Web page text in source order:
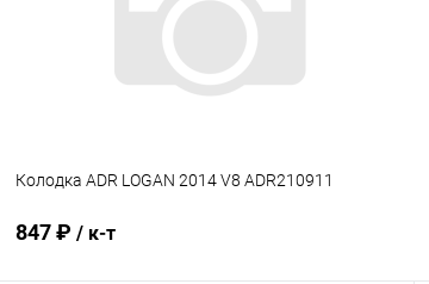
В наличии
Колодка ADR LOGAN 2014 V8 ADR210911
847 ₽ / к-т